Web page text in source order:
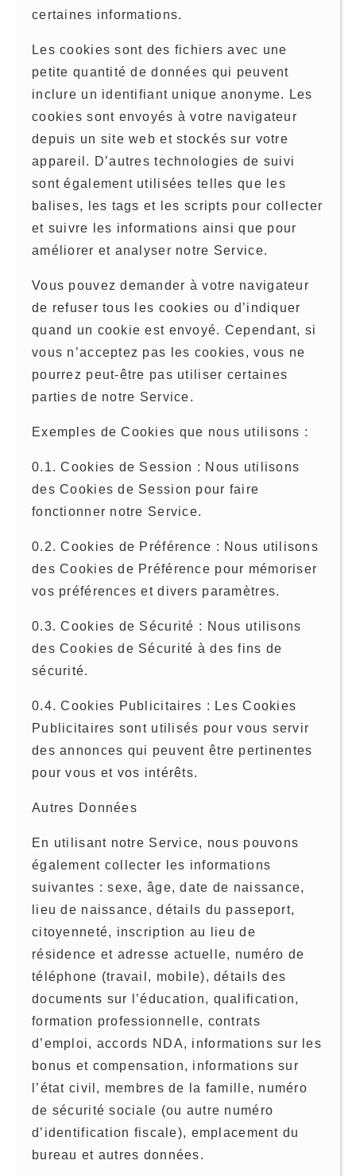
certaines informations.
Les cookies sont des fichiers avec une
petite quantité de données qui peuvent
inclure un identifiant unique anonyme. Les
cookies sont envoyés à votre navigateur
depuis un site web et stockés sur votre
appareil. D’autres technologies de suivi
sont également utilisées telles que les
balises, les tags et les scripts pour collecter
et suivre les informations ainsi que pour
améliorer et analyser notre Service.
Vous pouvez demander à votre navigateur
de refuser tous les cookies ou d’indiquer
quand un cookie est envoyé. Cependant, si
vous n’acceptez pas les cookies, vous ne
pourrez peut-être pas utiliser certaines
parties de notre Service.
Exemples de Cookies que nous utilisons :
0.1. Cookies de Session : Nous utilisons
des Cookies de Session pour faire
fonctionner notre Service.
0.2. Cookies de Préférence : Nous utilisons
des Cookies de Préférence pour mémoriser
vos préférences et divers paramètres.
0.3. Cookies de Sécurité : Nous utilisons
des Cookies de Sécurité à des fins de
sécurité.
0.4. Cookies Publicitaires : Les Cookies
Publicitaires sont utilisés pour vous servir
des annonces qui peuvent être pertinentes
pour vous et vos intérêts.
Autres Données
En utilisant notre Service, nous pouvons
également collecter les informations
suivantes : sexe, âge, date de naissance,
lieu de naissance, détails du passeport,
citoyenneté, inscription au lieu de
résidence et adresse actuelle, numéro de
téléphone (travail, mobile), détails des
documents sur l’éducation, qualification,
formation professionnelle, contrats
d’emploi, accords NDA, informations sur les
bonus et compensation, informations sur
l’état civil, membres de la famille, numéro
de sécurité sociale (ou autre numéro
d’identification fiscale), emplacement du
bureau et autres données.